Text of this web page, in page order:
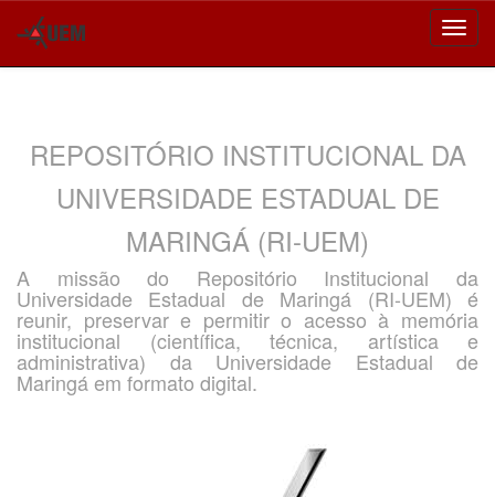
REPOSITÓRIO INSTITUCIONAL DA
UNIVERSIDADE ESTADUAL DE
MARINGÁ (RI-UEM)
A missão do Repositório Institucional da
Universidade Estadual de Maringá (RI-UEM) é
reunir, preservar e permitir o acesso à memória
institucional (científica, técnica, artística e
administrativa) da Universidade Estadual de
Maringá em formato digital.